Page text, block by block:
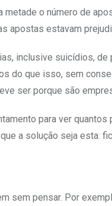
metade o número de
apostas estavam
inclusive suicídios,
do que isso, sem
ser porque são
para ver
a solução seja esta:
sem pensar. Por